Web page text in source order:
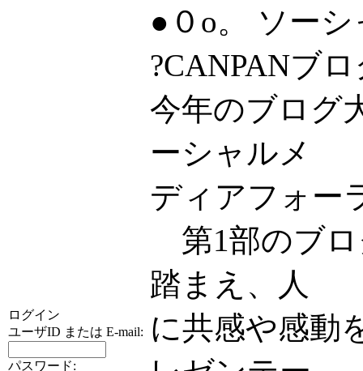
ログイン
ユーザID または E-mail:
パスワード:
●０o。 ソー
?CANPANブ
今年のブログ
ーシャルメ
ディアフォー
第1部のブロ
踏まえ、人
に共感や感動